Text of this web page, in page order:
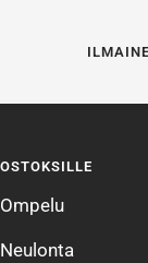
OSTOKSILLE
Ompelu
Neulonta